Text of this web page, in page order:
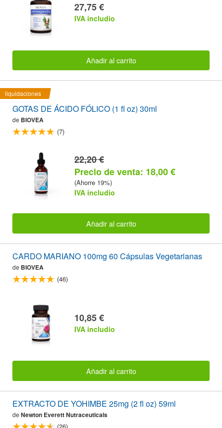
27,75 €
IVA includio
Añadir al carrito
liquidaciones
GOTAS DE ÁCIDO FÓLICO (1 fl oz) 30ml
de BIOVEA
(7)
22,20 €
Precio de venta: 18,00 €
(Ahorre 19%)
IVA includio
Añadir al carrito
CARDO MARIANO 100mg 60 Cápsulas Vegetarianas
de BIOVEA
(46)
10,85 €
IVA includio
Añadir al carrito
EXTRACTO DE YOHIMBE 25mg (2 fl oz) 59ml
de Newton Everett Nutraceuticals